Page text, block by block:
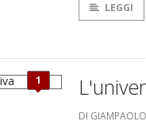
LEGGI
1
DI